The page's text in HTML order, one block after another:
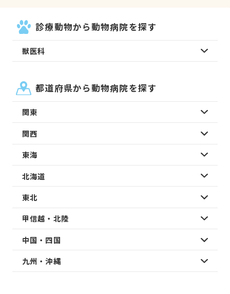
診療動物から動物病院を探す
獣医科
都道府県から動物病院を探す
関東
関西
東海
北海道
東北
甲信越・北陸
中国・四国
九州・沖縄